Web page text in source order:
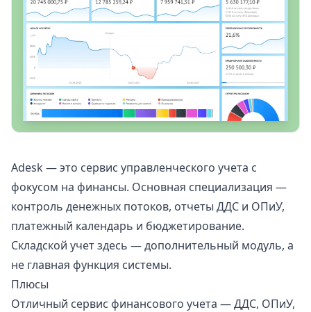
Adesk — это сервис управленческого учета с
фокусом на финансы. Основная специализация —
контроль денежных потоков, отчеты ДДС и ОПиУ,
платежный календарь и бюджетирование.
Складской учет здесь — дополнительный модуль, а
не главная функция системы.
Плюсы
Отличный сервис финансового учета — ДДС, ОПиУ,